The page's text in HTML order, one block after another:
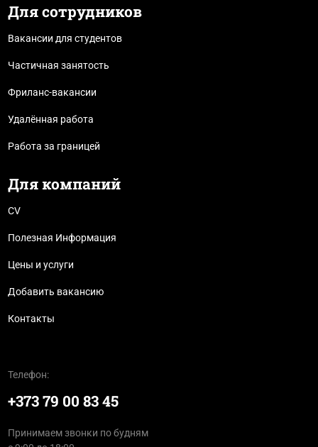
Для сотрудников
Вакансии для студентов
Частичная занятость
Фриланс-вакансии
Удалённая работа
Работа за границей
Для компаний
CV
Полезная Информация
Цены и услуги
Добавить вакансию
Контакты
Телефон:
+373 79 00 83 45
Принимаем звонки по будням